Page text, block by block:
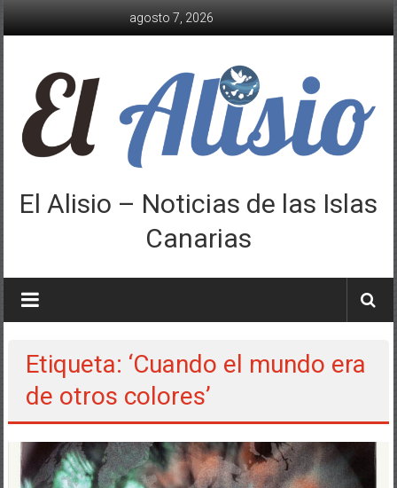
agosto 7, 2026
El Alisio – Noticias de las Islas
Canarias
Etiqueta: ‘Cuando el mundo era
de otros colores’